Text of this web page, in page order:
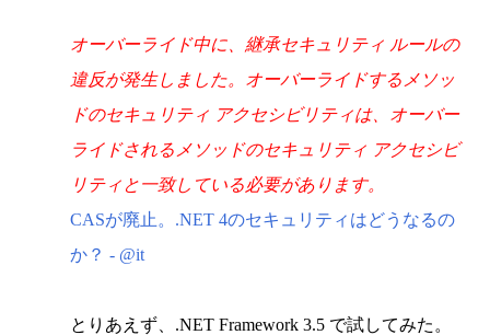
オーバーライド中に、継承セキュリティ ルールの
違反が発生しました。オーバーライドするメソッ
ドのセキュリティ アクセシビリティは、オーバー
ライドされるメソッドのセキュリティ アクセシビ
リティと一致している必要があります。
CASが廃止。.NET 4のセキュリティはどうなるの
か？ - @it
とりあえず、.NET Framework 3.5 で試してみた。